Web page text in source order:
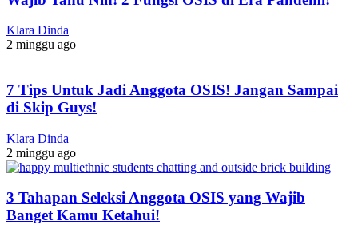
Klara Dinda
2 minggu ago
7 Tips Untuk Jadi Anggota OSIS! Jangan Sampai
di Skip Guys!
Klara Dinda
2 minggu ago
3 Tahapan Seleksi Anggota OSIS yang Wajib
Banget Kamu Ketahui!